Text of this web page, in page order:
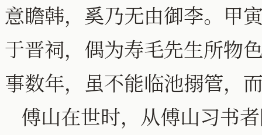
意瞻韩，奚乃无由御李。甲
于晋祠，偶为寿毛先生所物
事数年，虽不能临池搦管，
傅山在世时，从傅山习书